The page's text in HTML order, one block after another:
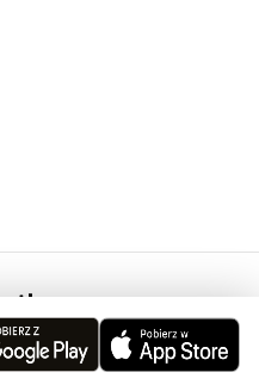
. All Right Reserved.